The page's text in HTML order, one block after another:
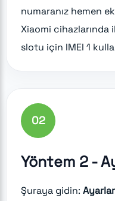
numaranız hemen
Xiaomi cihazlarında
slotu için IMEI 1
02
Yöntem 2 -
Şuraya gidin: